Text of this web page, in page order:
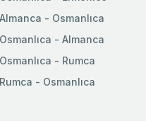
Almanca - Osmanlıca
Osmanlıca - Almanca
Osmanlıca - Rumca
Rumca - Osmanlıca